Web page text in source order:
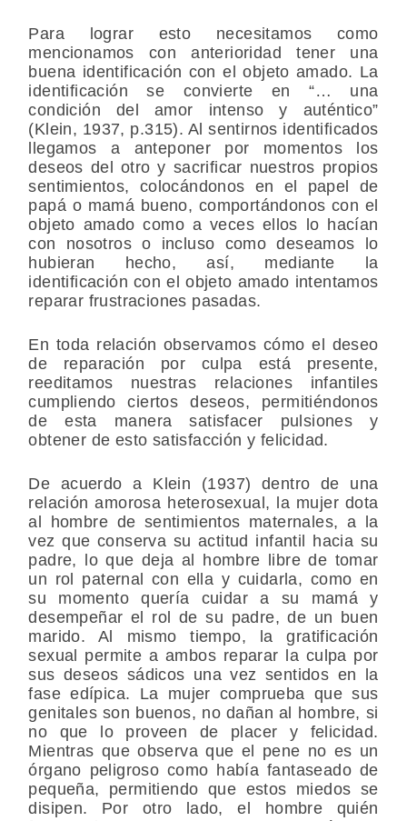
Para lograr esto necesitamos como
mencionamos con anterioridad tener una
buena identificación con el objeto amado. La
identificación se convierte en “… una
condición del amor intenso y auténtico”
(Klein, 1937, p.315). Al sentirnos identificados
llegamos a anteponer por momentos los
deseos del otro y sacrificar nuestros propios
sentimientos, colocándonos en el papel de
papá o mamá bueno, comportándonos con el
objeto amado como a veces ellos lo hacían
con nosotros o incluso como deseamos lo
hubieran hecho, así, mediante la
identificación con el objeto amado intentamos
reparar frustraciones pasadas.
En toda relación observamos cómo el deseo
de reparación por culpa está presente,
reeditamos nuestras relaciones infantiles
cumpliendo ciertos deseos, permitiéndonos
de esta manera satisfacer pulsiones y
obtener de esto satisfacción y felicidad.
De acuerdo a Klein (1937) dentro de una
relación amorosa heterosexual, la mujer dota
al hombre de sentimientos maternales, a la
vez que conserva su actitud infantil hacia su
padre, lo que deja al hombre libre de tomar
un rol paternal con ella y cuidarla, como en
su momento quería cuidar a su mamá y
desempeñar el rol de su padre, de un buen
marido. Al mismo tiempo, la gratificación
sexual permite a ambos reparar la culpa por
sus deseos sádicos una vez sentidos en la
fase edípica. La mujer comprueba que sus
genitales son buenos, no dañan al hombre, si
no que lo proveen de placer y felicidad.
Mientras que observa que el pene no es un
órgano peligroso como había fantaseado de
pequeña, permitiendo que estos miedos se
disipen. Por otro lado, el hombre quién